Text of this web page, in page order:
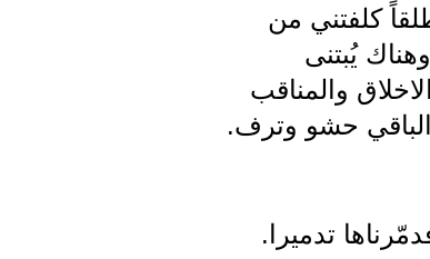
كلفتني من
يُبتنى
والمناقب
حشو وترف.
تدميرا.